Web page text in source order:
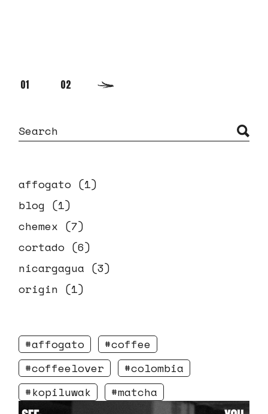
PAGINACIÓN
DE
ENTRADAS
01 02
e
a
r
c
affogato (1)
blog (1)
chemex (7)
cortado (6)
nicargagua (3)
origin (1)
affogato
coffee
coffeelover
colombia
kopiluwak
matcha